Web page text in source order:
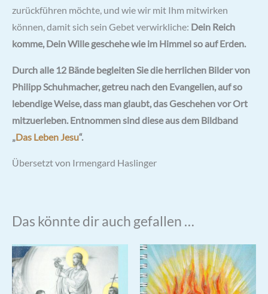
zurückführen möchte, und wie wir mit Ihm mitwirken
können, damit sich sein Gebet verwirkliche: Dein Reich
komme, Dein Wille geschehe wie im Himmel so auf Erden.
Durch alle 12 Bände begleiten Sie die herrlichen Bilder von
Philipp Schuhmacher, getreu nach den Evangelien, auf so
lebendige Weise, dass man glaubt, das Geschehen vor Ort
mitzuerleben. Entnommen sind diese aus dem Bildband
„Das Leben Jesu“.
Übersetzt von Irmengard Haslinger
Das könnte dir auch gefallen …